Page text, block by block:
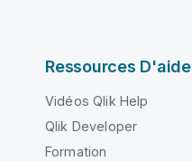
Ressources D'aide
Vidéos Qlik Help
Qlik Developer
Formation